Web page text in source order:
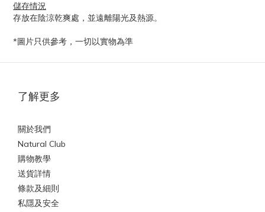
儲存情況
存放在陰涼乾爽處，並遠離陽光及熱源。
*圖片只供參考，一切以實物為準
了解更多
關於我們
Natural Club
購物教學
送貨詳情
條款及細則
私隱及安全